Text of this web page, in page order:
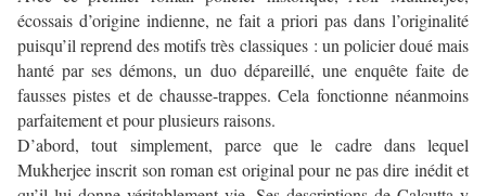
écossais d’origine indienne, ne fait a priori pas dans l’originalité
puisqu’il reprend des motifs très classiques : un policier doué mais
hanté par ses démons, un duo dépareillé, une enquête faite de
fausses pistes et de chausse-trappes. Cela fonctionne néanmoins
parfaitement et pour plusieurs raisons.
D’abord, tout simplement, parce que le cadre dans lequel
Mukherjee inscrit son roman est original pour ne pas dire inédit et